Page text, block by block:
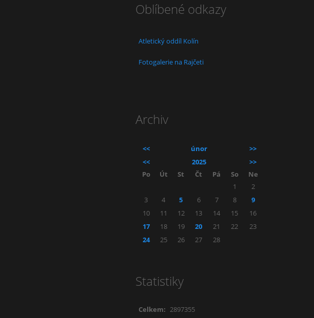
Oblíbené odkazy
Atletický oddíl Kolín
Fotogalerie na Rajčeti
Archiv
<< únor
>>
<<
2025
>>
Po
Út St Čt Pá So
Ne
1
2
3
4 5 6 7 8
9
10
11 12 13 14 15
16
17
18 19 20 21 22
23
24
25 26 27 28
Statistiky
Celkem: 2897355